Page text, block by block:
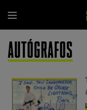
para
o
conteúdo
principal
Menu
AUTÓGRAFOS